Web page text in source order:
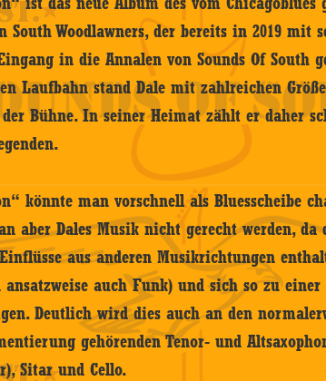
South Woodlawners, der bereits in 2019 mit
in die Annalen von Sounds Of South
Laufbahn stand Dale mit zahlreichen
Bühne. In seiner Heimat zählt er daher
könnte man vorschnell als Bluesscheibe
aber Dales Musik nicht gerecht werden, da
aus anderen Musikrichtungen
ansatzweise auch Funk) und sich so zu
Deutlich wird dies auch an den
gehörenden Tenor- und
Sitar und Cello.